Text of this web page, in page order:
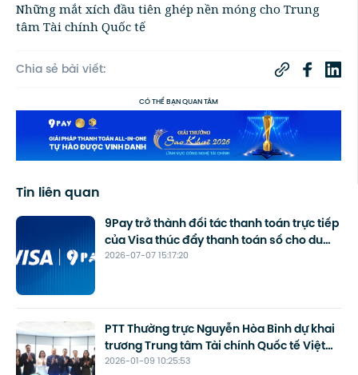
Những mắt xích đầu tiên ghép nền móng cho Trung
tâm Tài chính Quốc tế
Chia sẻ bài viết:
CÓ THỂ BẠN QUAN TÂM
Tin liên quan
2026-07-07 15:17:20
9Pay trở thành đối tác thanh toán trực tiếp
của Visa thúc đẩy thanh toán số cho du
lịch
2026-01-09 10:25:53
PTT Thường trực Nguyễn Hòa Bình dự khai
trương Trung tâm Tài chính Quốc tế Việt
Nam tại Đà Nẵng